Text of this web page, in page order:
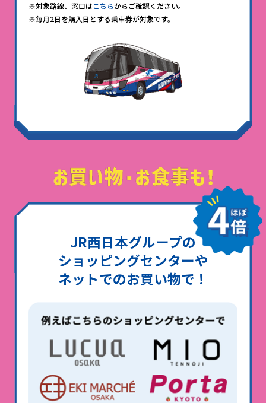
※対象路線、窓口はこちらからご確認ください。
※毎月2日を購入日とする乗車券が対象です。
JR西日本グループの
ショッピングセンターや
ネットでのお買い物で！